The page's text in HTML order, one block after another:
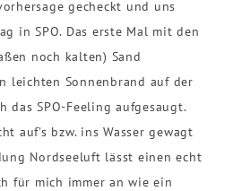
gecheckt und uns
in SPO. Das erste Mal mit den
noch kalten) Sand
leichten Sonnenbrand auf der
das SPO-Feeling aufgesaugt.
auf’s bzw. ins Wasser gewagt
Nordseeluft lässt einen echt
für mich immer an wie ein